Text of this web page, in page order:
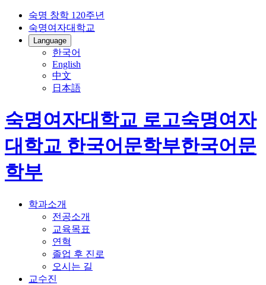
숙명 창학 120주년
숙명여자대학교
Language
한국어
English
中文
日本語
숙명여자대학교 로고숙명여자
대학교 한국어문학부한국어문
학부
학과소개
전공소개
교육목표
연혁
졸업 후 진로
오시는 길
교수진